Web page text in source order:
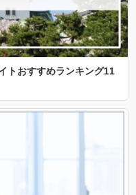
トおすすめランキング11